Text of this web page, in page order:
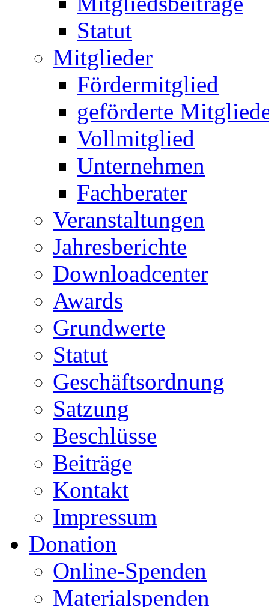
Statut
Mitglieder
Fördermitglied
geförderte
Vollmitglied
Unternehmen
Fachberater
Veranstaltungen
Jahresberichte
Downloadcenter
Awards
Grundwerte
Statut
Geschäftsordnung
Satzung
Beschlüsse
Beiträge
Kontakt
Impressum
Donation
Online-Spenden
Materialspenden